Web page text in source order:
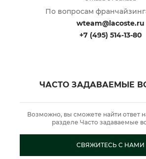
По вопросам
wteam@lacoste.ru
+7 (495) 514-13-80
ЧАСТО ЗАДАВАЕМЫЕ
Возможно, вы сможете найти ответ
разделе Часто задаваемые
СВЯЖИТЕСЬ С НАМИ